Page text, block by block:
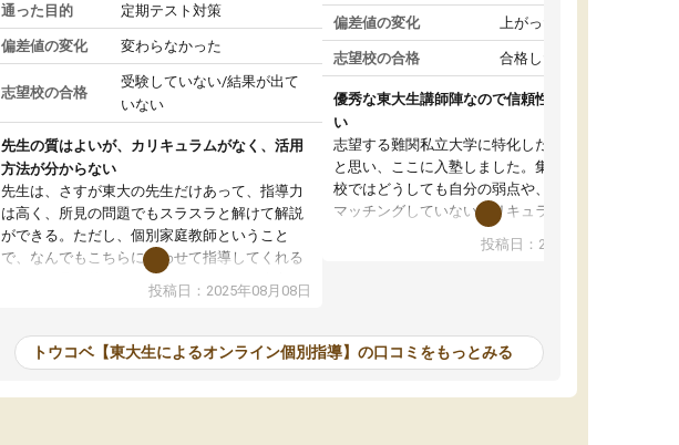
通った目的 定期テスト対策
偏差値の変化 変わらなかった
志望校の合格
受験していない/結果が出て
いない
先生の質はよいが、カリキュラムがなく、活用
方法が分からない
先生は、さすが東大の先生だけあって、指導力
は高く、所見の問題でもスラスラと解けて解説
ができる。ただし、個別家庭教師ということ
で、なんでもこちらに合わせて指導してくれる
のだが、具体的なカリキュラムがない。当方
は、授業の先取り学習をするため、学校の教科
いただいたが、1時間の時間を使って進められる
範囲は限られており、それであれば自学自習で
投稿日：2025年08月08日
偏差値の変化 上がった
志望校の合格 合格した
優秀な東大生講師陣なので信頼性や安心感が高
い
志望する難関私立大学に特化した準備をしたい
と思い、ここに入塾しました。集団指導の予備
校ではどうしても自分の弱点や、志望校対策に
マッチングしていないカリキュラムに不安を感
また受験のノウハウを蓄積している優秀な東大
ツーマン指導によって、自分の志望校にふさわ
しいオリジナルのカリキュラムを提案してくれ
投稿日：2024年02月19日
トウコベ【東大生によるオンライン個別指導】の口コミをもっとみる